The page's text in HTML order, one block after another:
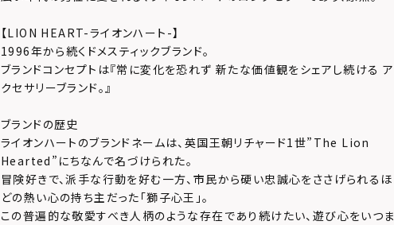
【LION HEART-ライオンハート-】
1996年から続くドメスティックブランド。
ブランドコンセプトは『常に変化を恐れず 新たな価値観をシェアし続ける ア
クセサリーブランド。』
ブランドの歴史
ライオンハートのブランドネームは、英国王朝リチャード1世”The Lion
Hearted”にちなんで名づけられた。
冒険好きで、派手な行動を好む一方、市民から硬い忠誠心をささげられるほ
どの熱い心の持ち主だった「獅子心王」。
この普遍的な敬愛すべき人柄のような存在であり続けたい、遊び心をいつま